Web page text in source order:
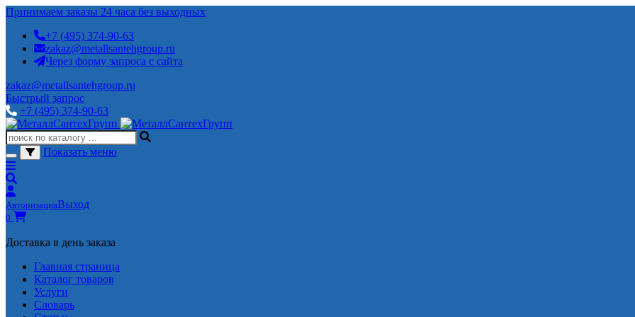
Принимаем заказы 24 часа без выходных
+7 (495) 374-90-63
zakaz@metallsantehgroup.ru
Через форму запроса с сайта
zakaz@metallsantehgroup.ru
Быстрый запрос
+7 (495) 374-90-63
Показать меню
АвторизацияВыход
0
Доставка в день заказа
Главная страница
Каталог товаров
Услуги
Словарь